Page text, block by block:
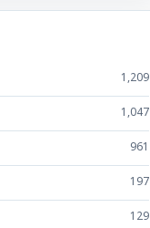
1,209
1,047
961
197
129